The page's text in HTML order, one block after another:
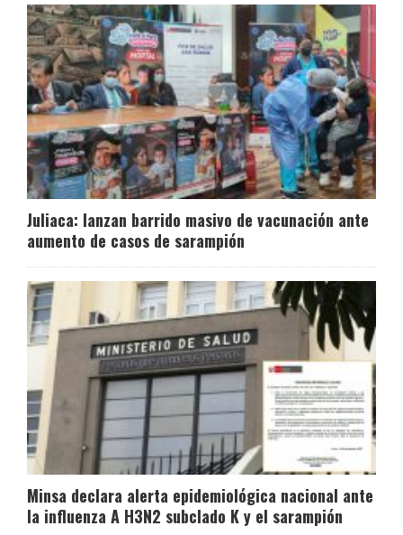
Juliaca: lanzan barrido masivo de vacunación ante
aumento de casos de sarampión
Minsa declara alerta epidemiológica nacional ante
la influenza A H3N2 subclado K y el sarampión